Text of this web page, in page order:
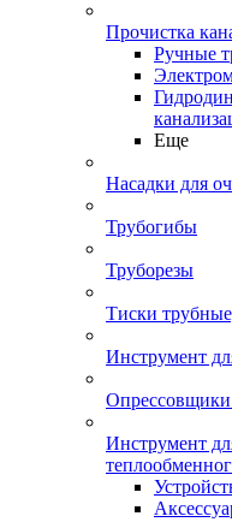
Прочистка
Ручные
Еще
Насадки для
Трубогибы
Труборезы
Тиски
Инструмент
Опрессовщики
Инструмент